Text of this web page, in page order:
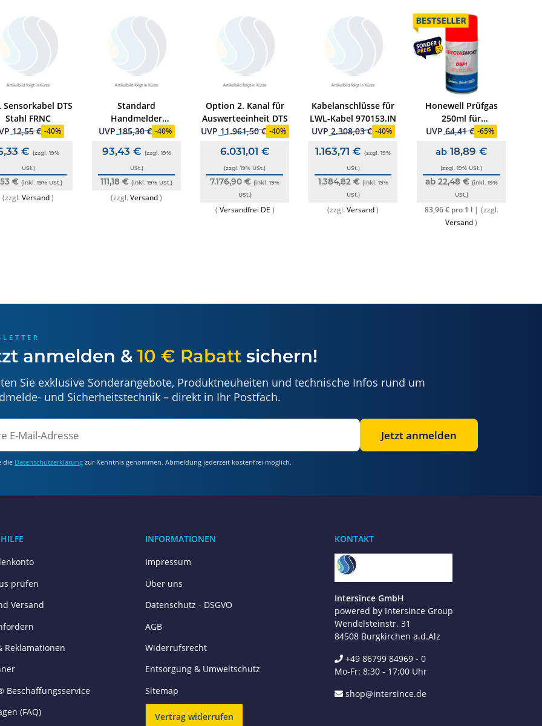
Jetzt anrufen
WhatsApp
+49 162 5669885
E-Mail schreiben
shop@intersince.de
über Mobilfunknetze
Sensorkabel DTS
Stahl FRNC
12,55 € -40%
€ (zzgl. 19%
USt.)
€ (inkl. 19% USt.)
(zzgl.Versand)
Standard
Handmelder
Elektronikmodul
UVP 185,30 € -40%
93,43 € (zzgl. 19%
USt.)
111,18 € (inkl. 19% USt.)
(zzgl.Versand)
Option 2. Kanal für
Auswerteeinheit DTS
UVP 11.961,50 € -40%
6.031,01 €
(zzgl. 19% USt.)
7.176,90 € (inkl. 19%
USt.)
( Versandfrei DE )
Kabelanschlüsse für
LWL-Kabel 970153.IN
UVP 2.308,03 € -40%
1.163,71 € (zzgl. 19%
USt.)
1.384,82 € (inkl. 19%
USt.)
(zzgl.Versand)
Honewell Prüfgas
250ml für
Rauchmeldertestgerät
UVP64,41 € -65%
ab18,89 €
(zzgl. 19% USt.)
ab 22,48 € (inkl. 19%
USt.)
83,96 € pro 1 l | (zzgl.
Versand)
anmelden & 10 € Rabatt sichern!
Sie exklusive Sonderangebote, Produktneuheiten und technische Infos rund um
und Sicherheitstechnik – direkt in Ihr Postfach.
Jetzt anmelden
die Datenschutzerklärung zur Kenntnis genommen. Abmeldung jederzeit kostenfrei möglich.
prüfen
Versand
Reklamationen
Beschaffungsservice
(FAQ)
INFORMATIONEN
Impressum
Über uns
Datenschutz - DSGVO
AGB
Widerrufsrecht
Entsorgung & Umweltschutz
Sitemap
Vertrag widerrufen
KONTAKT
Intersince GmbH
powered by Intersince Group
Wendelsteinstr. 31
84508 Burgkirchen a.d.Alz
+49 86799 84969 - 0
Mo-Fr: 8:30 - 17:00 Uhr
shop@intersince.de